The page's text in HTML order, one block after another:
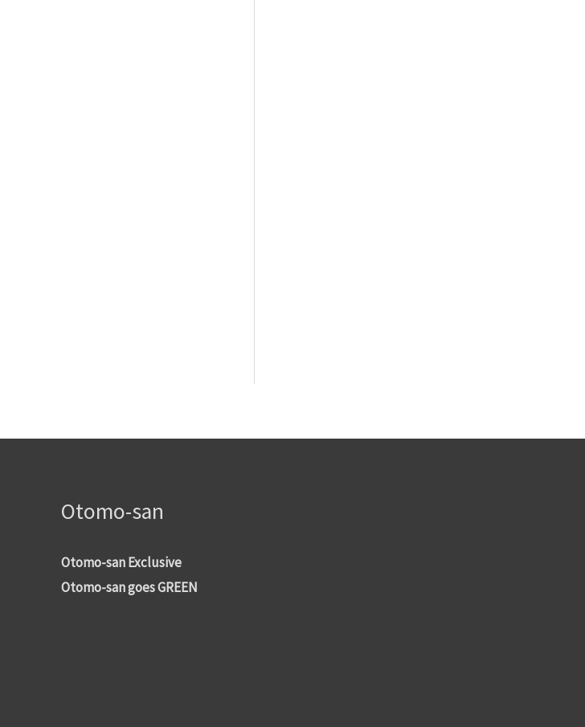
Otomo-san
Otomo-san Exclusive
Otomo-san goes GREEN